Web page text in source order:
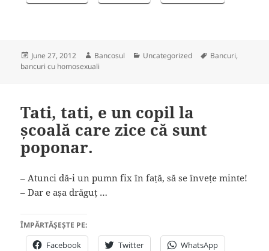
Posted
on
June 27, 2012 Author
Bancosul Categories
Uncategorized Tags
Bancuri,
bancuri cu homosexuali
Tati, tati, e un copil la
școală care zice că sunt
poponar.
– Atunci dă-i un pumn fix în față, să se învețe minte!
– Dar e așa drăguț …
ÎMPĂRTĂȘEȘTE PE:
Facebook Twitter WhatsApp